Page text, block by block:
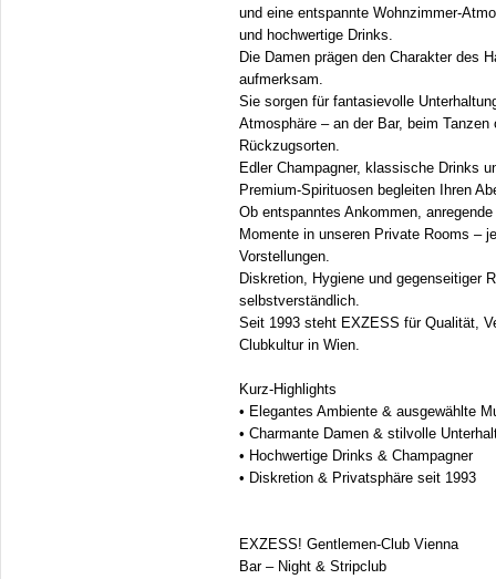
und eine entspannte Wohnzimmer-
und hochwertige Drinks.
Die Damen prägen den Charakter des
aufmerksam.
Sie sorgen für fantasievolle
Atmosphäre – an der Bar, beim Tanzen
Rückzugsorten.
Edler Champagner, klassische Drinks
Premium-Spirituosen begleiten Ihren
Ob entspanntes Ankommen,
Momente in unseren Private Rooms –
Vorstellungen.
Diskretion, Hygiene und gegenseitiger
selbstverständlich.
Seit 1993 steht EXZESS für Qualität,
Clubkultur in Wien.
Kurz-Highlights
• Elegantes Ambiente & ausgewählte
• Charmante Damen & stilvolle
• Hochwertige Drinks & Champagner
• Diskretion & Privatsphäre seit 1993
EXZESS! Gentlemen-Club Vienna
Bar – Night & Stripclub